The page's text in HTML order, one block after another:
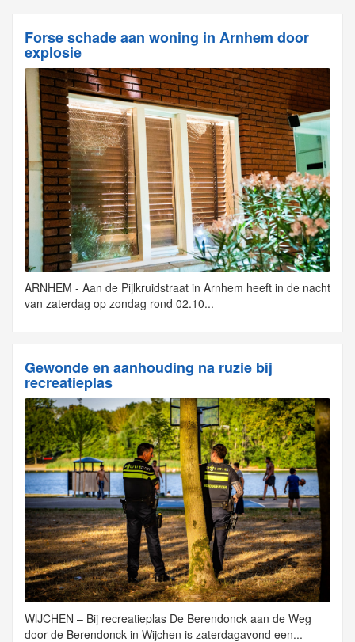
Forse schade aan woning in Arnhem door
explosie
ARNHEM - Aan de Pijlkruidstraat in Arnhem heeft in de nacht
van zaterdag op zondag rond 02.10...
Gewonde en aanhouding na ruzie bij
recreatieplas
WIJCHEN – Bij recreatieplas De Berendonck aan de Weg
door de Berendonck in Wijchen is zaterdagavond een...